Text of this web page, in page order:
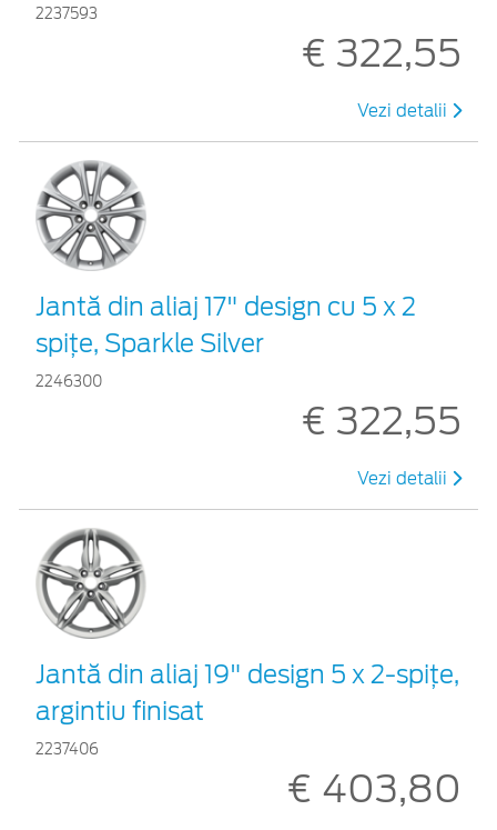
2237593
€ 322,55
Vezi detalii
Jantă din aliaj 17" design cu 5 x 2
spiţe, Sparkle Silver
2246300
€ 322,55
Vezi detalii
Jantă din aliaj 19" design 5 x 2-spiţe,
argintiu finisat
2237406
€ 403,80